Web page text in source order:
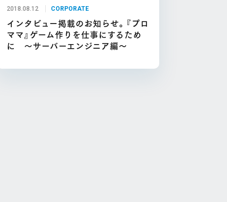
2018.08.12 CORPORATE
インタビュー掲載のお知らせ。『プロ
ママ』ゲーム作りを仕事にするため
に ～サーバーエンジニア編～